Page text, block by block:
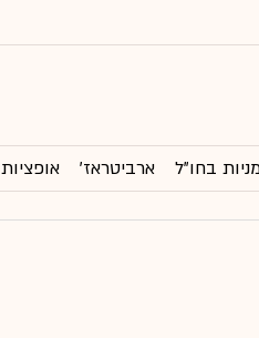
בחו"ל ארביטראז' אופציות